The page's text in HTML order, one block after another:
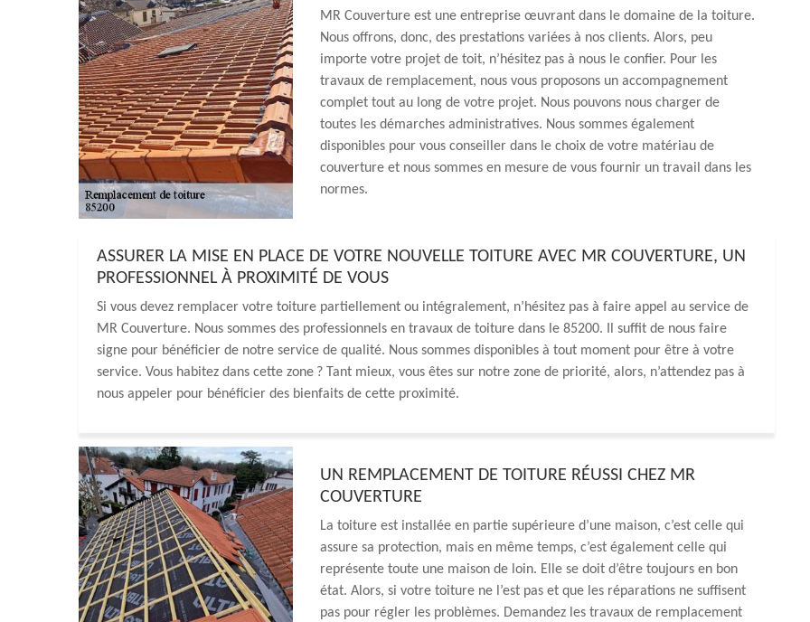
MR Couverture est une entreprise œuvrant dans le domaine de la toiture.
Nous offrons, donc, des prestations variées à nos clients. Alors, peu
importe votre projet de toit, n’hésitez pas à nous le confier. Pour les
travaux de remplacement, nous vous proposons un accompagnement
complet tout au long de votre projet. Nous pouvons nous charger de
toutes les démarches administratives. Nous sommes également
disponibles pour vous conseiller dans le choix de votre matériau de
couverture et nous sommes en mesure de vous fournir un travail dans les
normes.
ASSURER LA MISE EN PLACE DE VOTRE NOUVELLE TOITURE AVEC MR COUVERTURE, UN
PROFESSIONNEL À PROXIMITÉ DE VOUS
Si vous devez remplacer votre toiture partiellement ou intégralement, n’hésitez pas à faire appel au service de
MR Couverture. Nous sommes des professionnels en travaux de toiture dans le 85200. Il suffit de nous faire
signe pour bénéficier de notre service de qualité. Nous sommes disponibles à tout moment pour être à votre
service. Vous habitez dans cette zone ? Tant mieux, vous êtes sur notre zone de priorité, alors, n’attendez pas à
nous appeler pour bénéficier des bienfaits de cette proximité.
UN REMPLACEMENT DE TOITURE RÉUSSI CHEZ MR
COUVERTURE
La toiture est installée en partie supérieure d’une maison, c’est celle qui
assure sa protection, mais en même temps, c’est également celle qui
représente toute une maison de loin. Elle se doit d’être toujours en bon
état. Alors, si votre toiture ne l’est pas et que les réparations ne suffisent
pas pour régler les problèmes. Demandez les travaux de remplacement